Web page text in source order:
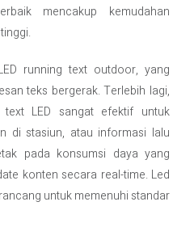
mencakup kemudahan
running text outdoor, yang
teks bergerak. Terlebih lagi,
text LED sangat efektif untuk
di stasiun, atau informasi lalu
pada konsumsi daya yang
konten secara real-time. Led
untuk memenuhi standar